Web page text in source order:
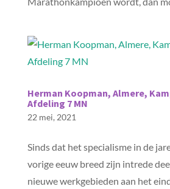
Herman Koopman, Almere,
Afdeling 7 MN
22 mei, 2021
Sinds dat het specialisme in de
vorige eeuw breed zijn intrede
nieuwe werkgebieden aan het